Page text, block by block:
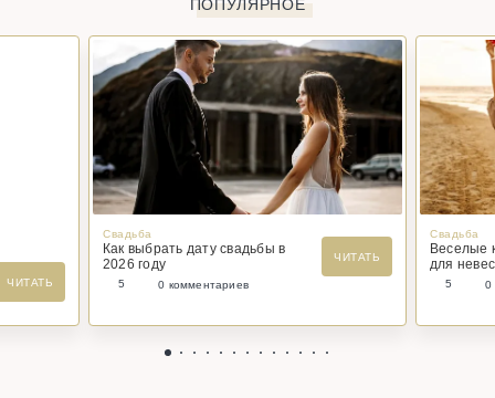
ПОПУЛЯРНОЕ
ЧИТАТЬ
Свадьба
Как выбрать дату свадьбы в
2026 году
ЧИТАТЬ
5 0 комментариев
Свадьба
Веселые
для
5 0